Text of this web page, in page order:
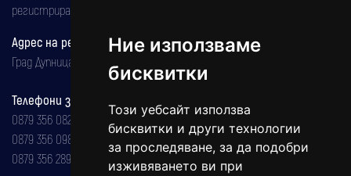
Ние използваме
бисквитки
Този уебсайт използва
бисквитки и други технологии
за проследяване, за да подобри
изживяването ви при
регистрирана на 08.05.2002 година.
Адрес на редакцията
Град Дупница, ул.''Христо Ботев" 43
Телефони за реклама и абонаменти
0879 356 082
0879 356 098
0879 356 289